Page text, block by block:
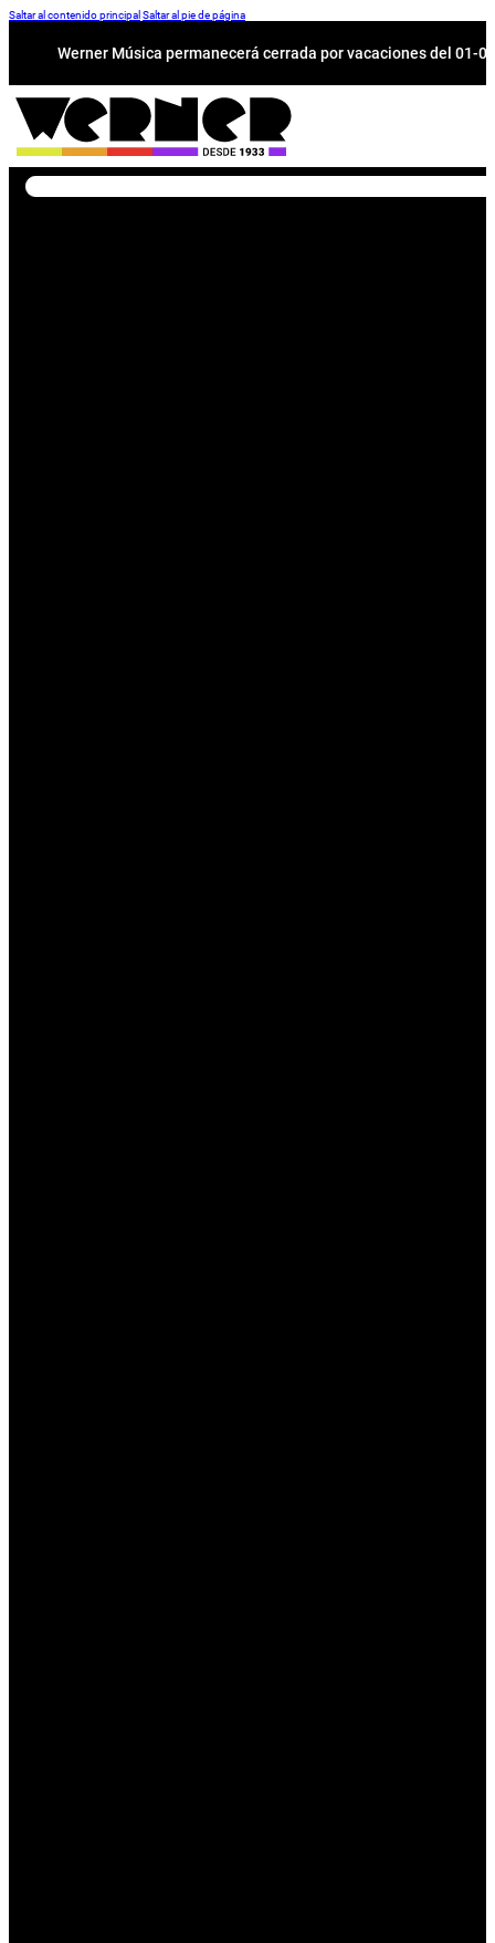
Saltar al contenido principal Saltar al pie de página
Werner Música permanecerá cerrada por vacaciones del 01-
Buscar